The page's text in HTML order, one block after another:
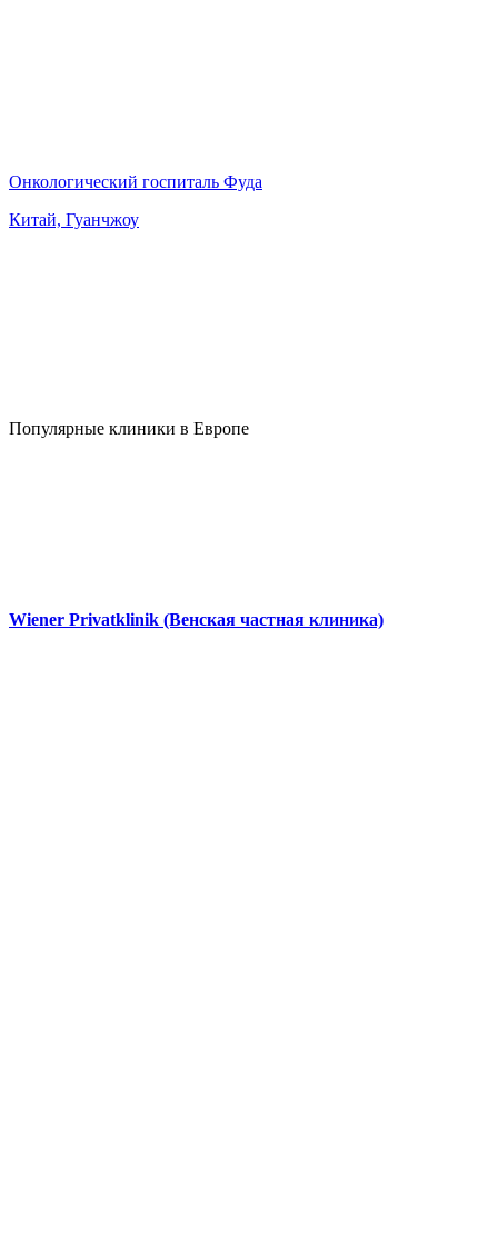
Онкологический госпиталь Фуда
Китай, Гуанчжоу
Популярные клиники в Европе
Wiener Privatklinik (Венская частная клиника)